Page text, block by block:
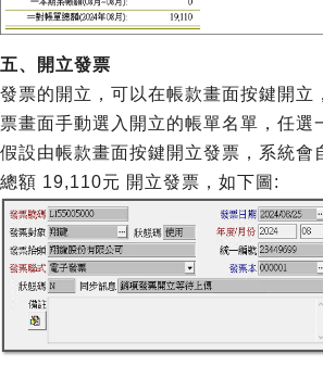
五、開立發票
發票的開立，可以在帳款畫面按鍵開立
票畫面手動選入開立的帳單名單，任選
假設由帳款畫面按鍵開立發票，系統會
總額 19,110元 開立發票，如下圖: